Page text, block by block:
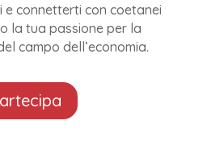
e connetterti con coetanei
la tua passione per la
campo dell’economia.